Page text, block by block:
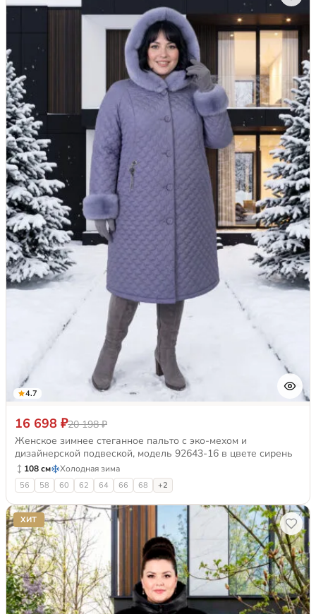
4.7
16 698 ₽20 198 ₽
Женское зимнее стеганное пальто с эко-мехом и
дизайнерской подвеской, модель 92643-16 в цвете сирень
108 см Холодная зима
56 58 60 62 64 66 68 +2
ХИТ